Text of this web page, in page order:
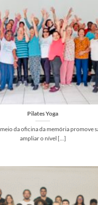
Pilates Yoga
da oficina da memória promove
ampliar o nível [...]